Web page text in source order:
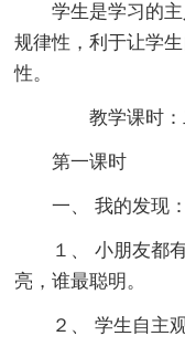
学生是学习的
规律性，利于让学
性。
教学课时：
第一课时
一、 我的发现：
１、 小朋友都
亮，谁最聪明。
２、 学生自主